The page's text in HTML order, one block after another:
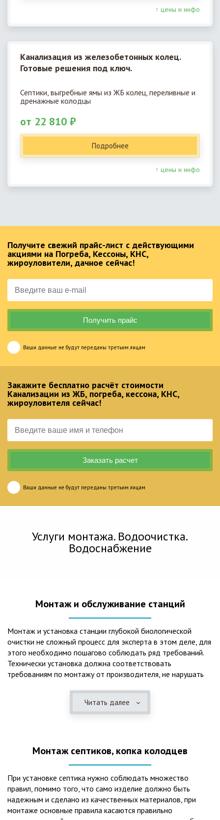
↑ цены и инфо
Канализация из железобетонных колец.
Готовые решения под ключ.
Септики, выгребные ямы из ЖБ колец, переливные и
дренажные колодцы
от 22 810 ₽
Подробнее
↑ цены и инфо
Получите свежий прайс-лист с действующими
акциями на Погреба, Кессоны, КНС,
жироуловители, дачное сейчас!
Ваши данные не будут переданы третьим лицам
Закажите бесплатно расчёт стоимости
Канализации из ЖБ, погреба, кессона, КНС,
жироуловителя сейчас!
Ваши данные не будут переданы третьим лицам
Услуги монтажа. Водоочистка.
Водоснабжение
Монтаж и обслуживание станций
Монтаж и установка станции глубокой биологической
очистки не сложный процесс для эксперта в этом деле, для
этого необходимо пошагово соблюдать ряд требований.
Технически установка должна соответствовать
требованиям по монтажу от производителя, не нарушать
представления о требованиях ПУЭ, ведь не качественный
монтаж может привезти не только к выходу из строя
вод – самый эффективный способ из всех существующих
оборудования вода может применяться для хозяйственных
нужд и полива огорода, а остатки ила при чистке могут
стать эффективным удобрением. Нет необходимости
тратить средства на ассенизаторскую машину. Системы
Читать далее
Монтаж септиков, копка колодцев
При установке септика нужно соблюдать множество
правил, помимо того, что само изделие должно быть
надежным и сделано из качественных материалов, при
монтаже основные правила касаются правильно